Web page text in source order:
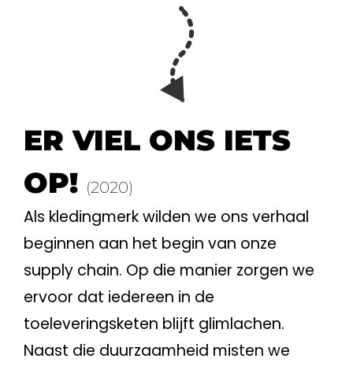
ER VIEL ONS IETS
OP! (2020)
Als kledingmerk wilden we ons verhaal
beginnen aan het begin van onze
supply chain. Op die manier zorgen we
ervoor dat iedereen in de
toeleveringsketen blijft glimlachen.
Naast die duurzaamheid misten we